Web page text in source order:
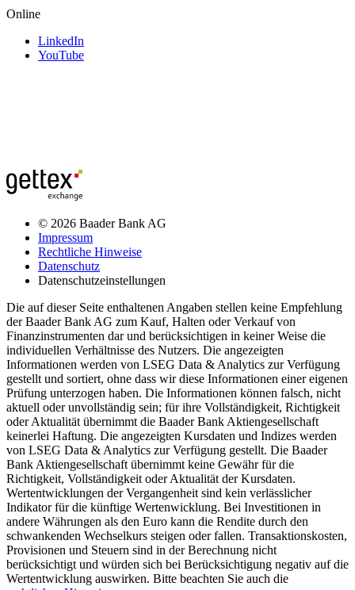
Online
LinkedIn
YouTube
© 2026 Baader Bank AG
Impressum
Rechtliche Hinweise
Datenschutz
Datenschutzeinstellungen
Die auf dieser Seite enthaltenen Angaben stellen keine Empfehlung
der Baader Bank AG zum Kauf, Halten oder Verkauf von
Finanzinstrumenten dar und berücksichtigen in keiner Weise die
individuellen Verhältnisse des Nutzers. Die angezeigten
Informationen werden von LSEG Data & Analytics zur Verfügung
gestellt und sortiert, ohne dass wir diese Informationen einer eigenen
Prüfung unterzogen haben. Die Informationen können falsch, nicht
aktuell oder unvollständig sein; für ihre Vollständigkeit, Richtigkeit
oder Aktualität übernimmt die Baader Bank Aktiengesellschaft
keinerlei Haftung. Die angezeigten Kursdaten und Indizes werden
von LSEG Data & Analytics zur Verfügung gestellt. Die Baader
Bank Aktiengesellschaft übernimmt keine Gewähr für die
Richtigkeit, Vollständigkeit oder Aktualität der Kursdaten.
Wertentwicklungen der Vergangenheit sind kein verlässlicher
Indikator für die künftige Wertenwicklung. Bei Investitionen in
andere Währungen als den Euro kann die Rendite durch den
schwankenden Wechselkurs steigen oder fallen. Transaktionskosten,
Provisionen und Steuern sind in der Berechnung nicht
berücksichtigt und würden sich bei Berücksichtigung negativ auf die
Wertentwicklung auswirken. Bitte beachten Sie auch die